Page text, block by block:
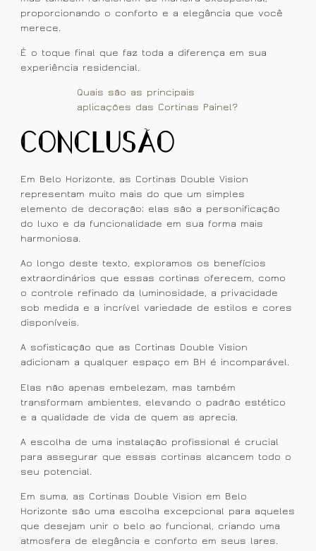
proporcionando o conforto e a elegância que você
merece.
É o toque final que faz toda a diferença em sua
experiência residencial.
Quais são as principais
aplicações das Cortinas Painel?
Conclusão
Em Belo Horizonte, as Cortinas Double Vision
representam muito mais do que um simples
elemento de decoração; elas são a personificação
do luxo e da funcionalidade em sua forma mais
harmoniosa.
Ao longo deste texto, exploramos os benefícios
extraordinários que essas cortinas oferecem, como
o controle refinado da luminosidade, a privacidade
sob medida e a incrível variedade de estilos e cores
disponíveis.
A sofisticação que as Cortinas Double Vision
adicionam a qualquer espaço em BH é incomparável.
Elas não apenas embelezam, mas também
transformam ambientes, elevando o padrão estético
e a qualidade de vida de quem as aprecia.
A escolha de uma instalação profissional é crucial
para assegurar que essas cortinas alcancem todo o
seu potencial.
Em suma, as Cortinas Double Vision em Belo
Horizonte são uma escolha excepcional para aqueles
que desejam unir o belo ao funcional, criando uma
atmosfera de elegância e conforto em seus lares.